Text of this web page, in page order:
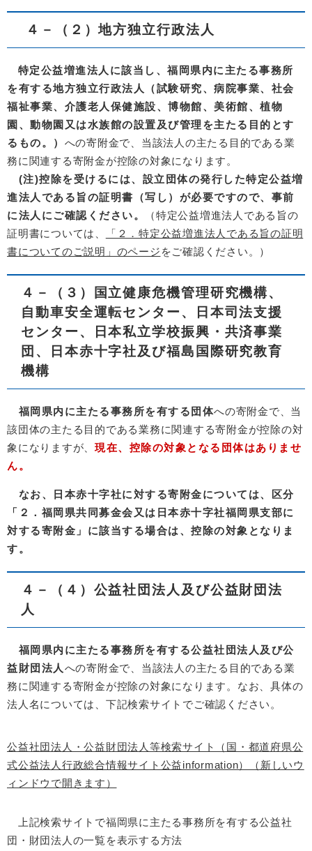
４－（２）地方独立行政法人
特定公益増進法人に該当し、福岡県内に主たる事務所
を有する地方独立行政法人（試験研究、病院事業、社会
福祉事業、介護老人保健施設、博物館、美術館、植物
園、動物園又は水族館の設置及び管理を主たる目的とす
るもの。） への寄附金で、当該法人の主たる目的である業
務に関連する寄附金が控除の対象になります。
(注)控除を受けるには、設立団体の発行した特定公益増
進法人である旨の証明書（写し）が必要ですので、事前
に法人にご確認ください。
（特定公益増進法人である旨の
証明書については、
「２．特定公益増進法人である旨の証明
書についてのご説明」のページ をご確認ください。）
４－（３）
国立健康危機管理研究機構、​
自動車安全運転センター、日本司法支援
センター、日本私立学校振興・共済事業
団、日本赤十字社及び福島国際研究教育
機構
福岡県内に主たる事務所を有する団体への寄附金で、当
該団体の主たる目的である業務に関連する寄附金が控除の対
象になりますが、 現在、控除の対象となる団体はありませ
ん。
なお、日本赤十字社に対する寄附金については、区分
「２．福岡県共同募金会又は日本赤十字社福岡県支部に
対する寄附金」に該当する場合は、控除の対象となりま
す。
４－（４）公益社団法人及び公益財団法
人
福岡県内に主たる事務所を有する公益社団法人及び公
益財団法人 への寄附金で、当該法人の主たる目的である業
務に関連する寄附金が控除の対象になります。なお、具体の
法人名については、下記検索サイトでご確認ください。
公益社団法人・公益財団法人等検索サイト（国・都道府県公
式公益法人行政総合情報サイト公益information）（新しいウ
ィンドウで開きます）
上記検索サイトで福岡県に主たる事務所を有する公益社
団・財団法人の一覧を表示する方法